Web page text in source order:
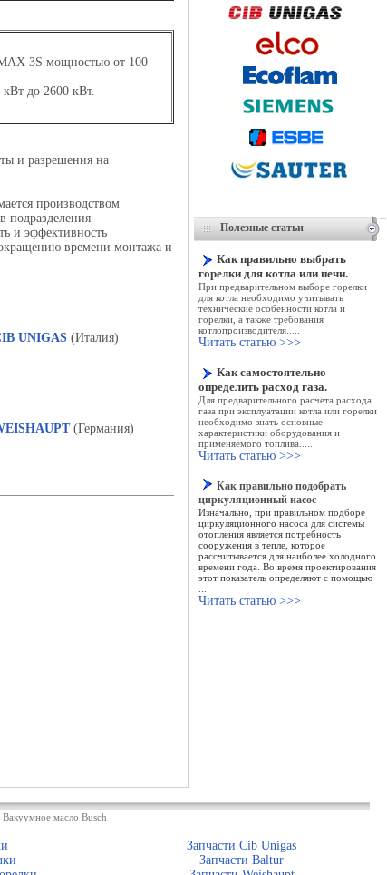
3S мощностью от 100
до 2600 кВт.
и разрешения на
производством
подразделения
и эффективность
времени монтажа и
UNIGAS (Италия)
(Германия)
Полезные статьи
Как правильно выбрать
горелки для котла или печи.
При предварительном выборе горелки
для котла необходимо учитывать
технические особенности котла и
горелки, а также требования
котлопроизводителя.....
Читать статью >>>
Как самостоятельно
определить расход газа.
Для предварительного расчета расхода
газа при эксплуатации котла или горелки
необходимо знать основные
характеристики оборудования и
применяемого топлива
Читать статью >>>
Как правильно подобрать
циркуляционный насос
Изначально, при правильном подборе
циркуляционного насоса для системы
отопления является потребность
сооружения в тепле, которое
рассчитывается для наиболее холодного
времени года. Во время проектирования
этот показатель определяют с помощью
Читать статью >>>
Вакуумное масло Busch
Запчасти Cib Unigas
Запчасти Baltur